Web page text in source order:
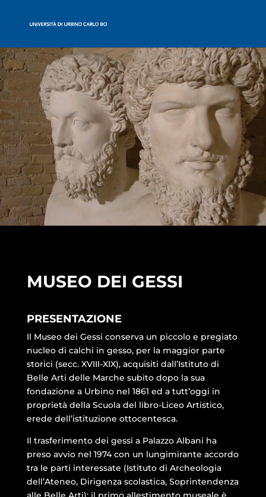
MUSEO DEI GESSI
PRESENTAZIONE
Il Museo dei Gessi conserva un piccolo e pregiato
nucleo di calchi in gesso, per la maggior parte
storici (secc. XVIII-XIX), acquisiti dall’Istituto di
Belle Arti delle Marche subito dopo la sua
fondazione a Urbino nel 1861 ed a tutt’oggi in
proprietà della Scuola del libro-Liceo Artistico,
erede dell’istituzione ottocentesca.
Il trasferimento dei gessi a Palazzo Albani ha
preso avvio nel 1974 con un lungimirante accordo
tra le parti interessate (Istituto di Archeologia
dell’Ateneo, Dirigenza scolastica, Soprintendenza